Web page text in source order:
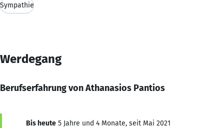
Sympathie
Werdegang
Berufserfahrung von Athanasios Pantios
Bis heute 5 Jahre und 4 Monate, seit Mai 2021